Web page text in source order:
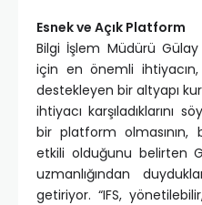
Esnek ve Açık Platform
Bilgi İşlem Müdürü
için en önemli ihtiyacın,
destekleyen bir altyapı
ihtiyacı karşıladıklarını
bir platform
etkili olduğunu belirten
uzmanlığından
getiriyor. “IFS,